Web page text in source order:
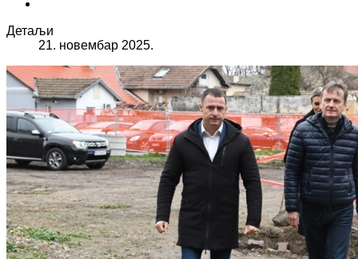
Детаљи
21. новембар 2025.